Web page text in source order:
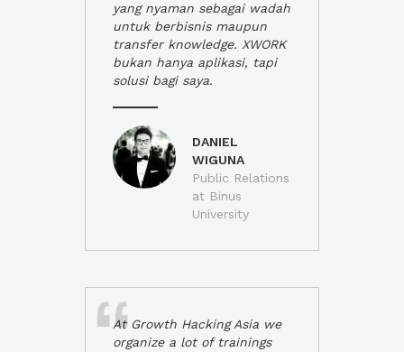
yang nyaman sebagai wadah
untuk berbisnis maupun
transfer knowledge. XWORK
bukan hanya aplikasi, tapi
solusi bagi saya.
DANIEL
WIGUNA
Public Relations
at Binus
University
At Growth Hacking Asia we
organize a lot of trainings